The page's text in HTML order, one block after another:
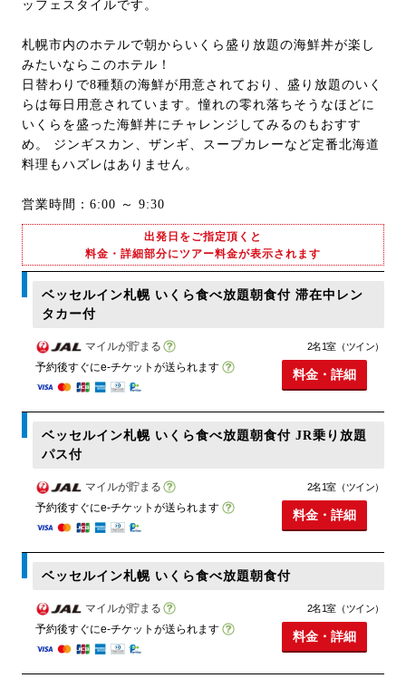
ッフェスタイルです。
札幌市内のホテルで朝からいくら盛り放題の海鮮丼が楽し
みたいならこのホテル！
日替わりで8種類の海鮮が用意されており、盛り放題のいく
らは毎日用意されています。憧れの零れ落ちそうなほどに
いくらを盛った海鮮丼にチャレンジしてみるのもおすす
め。 ジンギスカン、ザンギ、スープカレーなど定番北海道
料理もハズレはありません。
営業時間：6:00 ～ 9:30
出発日をご指定頂くと
料金・詳細部分にツアー料金が表示されます
ベッセルイン札幌 いくら食べ放題朝食付 滞在中レン
タカー付
マイルが貯まる
予約後すぐにe-チケットが送られます
2名1室（ツイン）
料金・詳細
ベッセルイン札幌 いくら食べ放題朝食付 JR乗り放題
パス付
マイルが貯まる
予約後すぐにe-チケットが送られます
2名1室（ツイン）
料金・詳細
ベッセルイン札幌 いくら食べ放題朝食付
マイルが貯まる
予約後すぐにe-チケットが送られます
2名1室（ツイン）
料金・詳細